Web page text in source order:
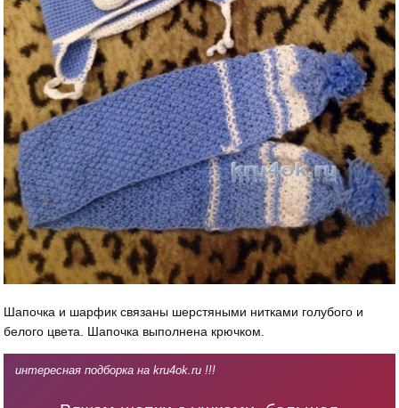
Шапочка и шарфик связаны шерстяными нитками голубого и
белого цвета. Шапочка выполнена крючком.
интересная подборка на kru4ok.ru !!!